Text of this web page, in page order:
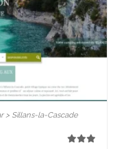
> Sillans-la-Cascade